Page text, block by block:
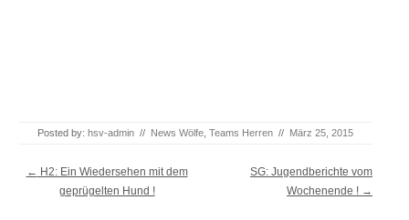
Posted by: hsv-admin // News Wölfe Teams Herren // März 25, 2015
Post navigation
← H2: Ein Wiedersehen mit dem
geprügelten Hund !
SG: Jugendberichte vom
Wochenende ! →